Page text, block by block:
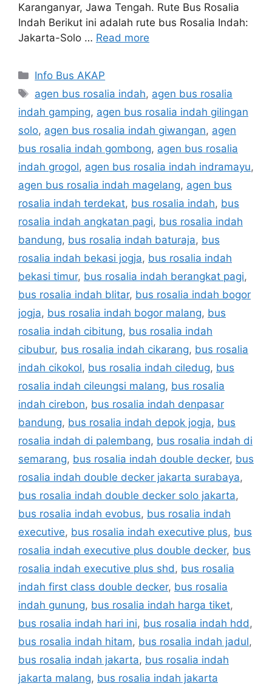
Karanganyar, Jawa Tengah. Rute Bus Rosalia
Indah Berikut ini adalah rute bus Rosalia Indah:
Jakarta-Solo … Read more
Categories
Info Bus AKAP
Tags
agen bus rosalia indah, agen bus rosalia
indah gamping, agen bus rosalia indah gilingan
solo, agen bus rosalia indah giwangan, agen
bus rosalia indah gombong, agen bus rosalia
indah grogol, agen bus rosalia indah indramayu,
agen bus rosalia indah magelang, agen bus
rosalia indah terdekat, bus rosalia indah, bus
rosalia indah angkatan pagi, bus rosalia indah
bandung, bus rosalia indah baturaja, bus
rosalia indah bekasi jogja, bus rosalia indah
bekasi timur, bus rosalia indah berangkat pagi,
bus rosalia indah blitar, bus rosalia indah bogor
jogja, bus rosalia indah bogor malang, bus
rosalia indah cibitung, bus rosalia indah
cibubur, bus rosalia indah cikarang, bus rosalia
indah cikokol, bus rosalia indah ciledug, bus
rosalia indah cileungsi malang, bus rosalia
indah cirebon, bus rosalia indah denpasar
bandung, bus rosalia indah depok jogja, bus
rosalia indah di palembang, bus rosalia indah di
semarang, bus rosalia indah double decker, bus
rosalia indah double decker jakarta surabaya,
bus rosalia indah double decker solo jakarta,
bus rosalia indah evobus, bus rosalia indah
executive, bus rosalia indah executive plus, bus
rosalia indah executive plus double decker, bus
rosalia indah executive plus shd , bus rosalia
indah first class double decker, bus rosalia
indah gunung, bus rosalia indah harga tiket,
bus rosalia indah hari ini, bus rosalia indah hdd ,
bus rosalia indah hitam, bus rosalia indah jadul,
bus rosalia indah jakarta, bus rosalia indah
jakarta malang, bus rosalia indah jakarta